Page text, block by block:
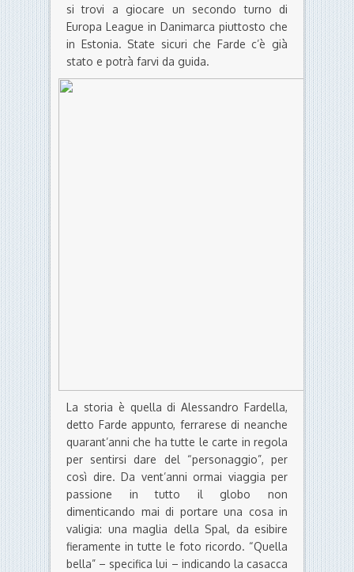
si trovi a giocare un secondo turno di
Europa League in Danimarca piuttosto che
in Estonia. State sicuri che Farde c’è già
stato e potrà farvi da guida.
La storia è quella di Alessandro Fardella,
detto Farde appunto, ferrarese di neanche
quarant’anni che ha tutte le carte in regola
per sentirsi dare del “personaggio”, per
così dire. Da vent’anni ormai viaggia per
passione in tutto il globo non
dimenticando mai di portare una cosa in
valigia: una maglia della Spal, da esibire
fieramente in tutte le foto ricordo. “Quella
bella” – specifica lui – indicando la casacca